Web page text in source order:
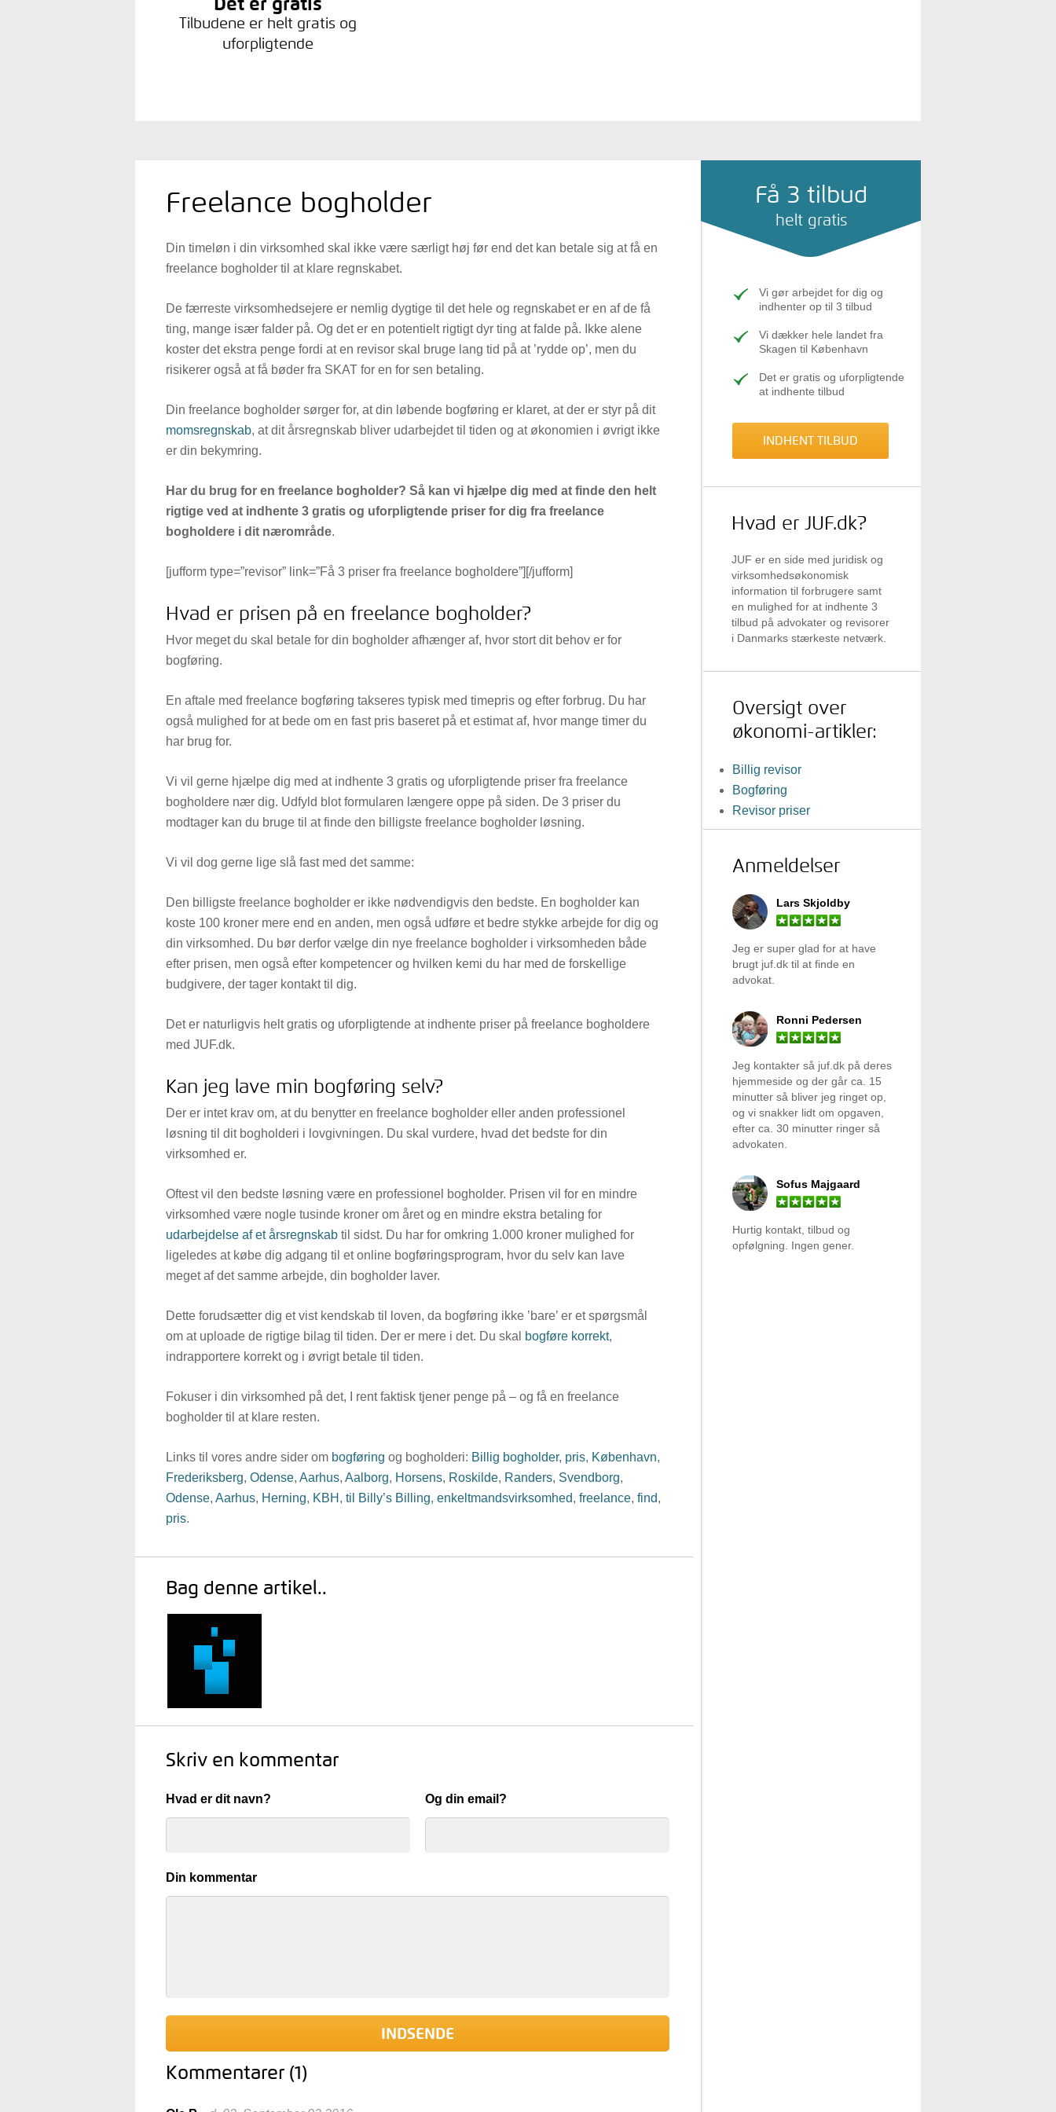
Tilbudene er helt gratis og
uforpligtende
Freelance bogholder
Din timeløn i din virksomhed skal ikke være særligt høj før end det kan betale sig at få en
freelance bogholder til at klare regnskabet.
De færreste virksomhedsejere er nemlig dygtige til det hele og regnskabet er en af de få
ting, mange især falder på. Og det er en potentielt rigtigt dyr ting at falde på. Ikke alene
koster det ekstra penge fordi at en revisor skal bruge lang tid på at ’rydde op’, men du
risikerer også at få bøder fra SKAT for en for sen betaling.
Din freelance bogholder sørger for, at din løbende bogføring er klaret, at der er styr på dit
momsregnskab, at dit årsregnskab bliver udarbejdet til tiden og at økonomien i øvrigt ikke
er din bekymring.
Har du brug for en freelance bogholder? Så kan vi hjælpe dig med at finde den helt
rigtige ved at indhente 3 gratis og uforpligtende priser for dig fra freelance
bogholdere i dit nærområde.
[jufform type=”revisor” link=”Få 3 priser fra freelance bogholdere”][/jufform]
Hvad er prisen på en freelance bogholder?
Hvor meget du skal betale for din bogholder afhænger af, hvor stort dit behov er for
bogføring.
En aftale med freelance bogføring takseres typisk med timepris og efter forbrug. Du har
også mulighed for at bede om en fast pris baseret på et estimat af, hvor mange timer du
har brug for.
Vi vil gerne hjælpe dig med at indhente 3 gratis og uforpligtende priser fra freelance
bogholdere nær dig. Udfyld blot formularen længere oppe på siden. De 3 priser du
modtager kan du bruge til at finde den billigste freelance bogholder løsning.
Vi vil dog gerne lige slå fast med det samme:
Den billigste freelance bogholder er ikke nødvendigvis den bedste. En bogholder kan
koste 100 kroner mere end en anden, men også udføre et bedre stykke arbejde for dig og
din virksomhed. Du bør derfor vælge din nye freelance bogholder i virksomheden både
efter prisen, men også efter kompetencer og hvilken kemi du har med de forskellige
budgivere, der tager kontakt til dig.
Det er naturligvis helt gratis og uforpligtende at indhente priser på freelance bogholdere
med JUF.dk.
Kan jeg lave min bogføring selv?
Der er intet krav om, at du benytter en freelance bogholder eller anden professionel
løsning til dit bogholderi i lovgivningen. Du skal vurdere, hvad det bedste for din
virksomhed er.
Oftest vil den bedste løsning være en professionel bogholder. Prisen vil for en mindre
virksomhed være nogle tusinde kroner om året og en mindre ekstra betaling for
udarbejdelse af et årsregnskab til sidst. Du har for omkring 1.000 kroner mulighed for
ligeledes at købe dig adgang til et online bogføringsprogram, hvor du selv kan lave
meget af det samme arbejde, din bogholder laver.
Dette forudsætter dig et vist kendskab til loven, da bogføring ikke ’bare’ er et spørgsmål
om at uploade de rigtige bilag til tiden. Der er mere i det. Du skal
bogføre korrekt,
indrapportere korrekt og i øvrigt betale til tiden.
Fokuser i din virksomhed på det, I rent faktisk tjener penge på – og få en freelance
bogholder til at klare resten.
Links til vores andre sider om bogføring og bogholderi: Billig bogholder, pris, København,
Frederiksberg, Odense, Aarhus, Aalborg, Horsens, Roskilde, Randers, Svendborg,
Odense, Aarhus, Herning, KBH , til Billy’s Billing, enkeltmandsvirksomhed, freelance, find,
pris.
Bag denne artikel..
Skriv en kommentar
Hvad er dit navn? Og din email?
Din kommentar
Kommentarer (1)
Få 3 tilbud
helt gratis
Vi gør arbejdet for dig og
indhenter op til 3 tilbud
Vi dækker hele landet fra
Skagen til København
Det er gratis og uforpligtende
at indhente tilbud
INDHENT TILBUD
Hvad er JUF.dk?
JUF er en side med juridisk og
virksomhedsøkonomisk
information til forbrugere samt
en mulighed for at indhente 3
tilbud på advokater og revisorer
i Danmarks stærkeste netværk.
Oversigt over
økonomi-artikler:
Billig revisor
Bogføring
Revisor priser
Anmeldelser
Lars Skjoldby
Jeg er super glad for at have
brugt juf.dk til at finde en
advokat.
Ronni Pedersen
Jeg kontakter så juf.dk på deres
hjemmeside og der går ca. 15
minutter så bliver jeg ringet op,
og vi snakker lidt om opgaven,
efter ca. 30 minutter ringer så
advokaten.
Sofus Majgaard
Hurtig kontakt, tilbud og
opfølgning. Ingen gener.